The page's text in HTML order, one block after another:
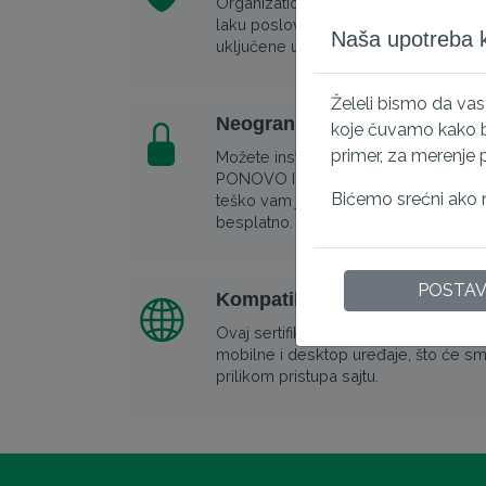
laku poslovnu autentifikaciju.
uključene u sertifikat i mogu ih videti
Neograničene server
Možete instalirati isti sertifikat na
PONOVO IZDAVANJE - u slučaju da
teško vam je da instalirate sertifikat,
besplatno.
Kompatibilno sa svim
Ovaj sertifikat ima najvišu
mobilne i desktop uređaje, što će
prilikom pristupa sajtu.
Naša upotreba
Želeli bismo da
koje čuvamo kako
primer, za merenje
Bićemo srećni ako